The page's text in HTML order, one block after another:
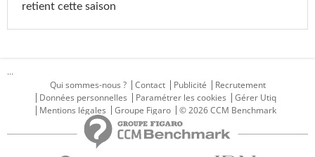
retient cette saison
...
Qui sommes-nous ?
Contact Publicité
Recrutement
Données personnelles
Paramétrer les cookies
Gérer Utiq
Mentions légales
Groupe Figaro © 2026 CCM Benchmark